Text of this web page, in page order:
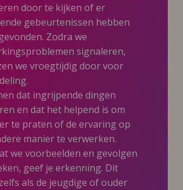
door te kijken of er
gebeurtenissen hebben
Zodra we
signaleren,
we vroegtijdig door voor
dat ingrijpende dingen
en dat het helpend is om
te praten of de ervaring op
manier te verwerken.
we voorbeelden en gevolgen
geef je erkenning. Dit
als de jeugdige of ouder